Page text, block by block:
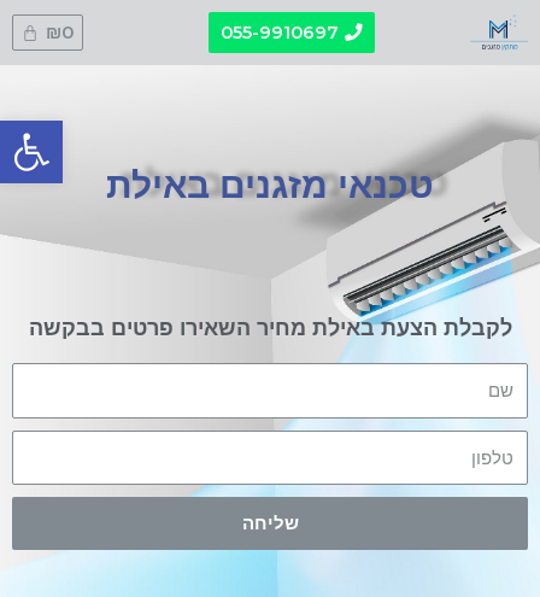
פתח
055-9910697
₪0
טכנאי מזגנים באילת
לקבלת הצעת באילת מחיר השאירו פרטים בבקשה
שליחה